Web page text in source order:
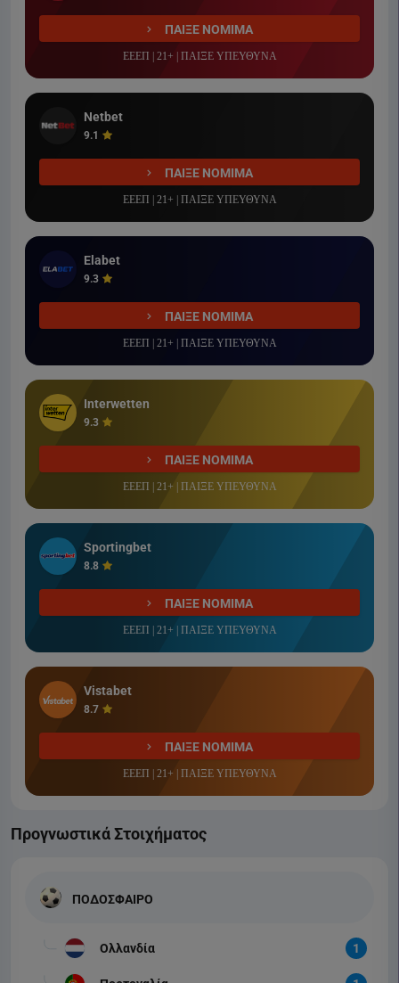
ΠΑΙΞΕ ΝΟΜΙΜΑ
ΕΕΕΠ | 21+ | ΠΑΙΞΕ ΥΠΕΥΘΥΝΑ
Netbet
9.1
ΠΑΙΞΕ ΝΟΜΙΜΑ
ΕΕΕΠ | 21+ | ΠΑΙΞΕ ΥΠΕΥΘΥΝΑ
Elabet
9.3
ΠΑΙΞΕ ΝΟΜΙΜΑ
ΕΕΕΠ | 21+ | ΠΑΙΞΕ ΥΠΕΥΘΥΝΑ
Interwetten
9.3
ΠΑΙΞΕ ΝΟΜΙΜΑ
ΕΕΕΠ | 21+ | ΠΑΙΞΕ ΥΠΕΥΘΥΝΑ
Sportingbet
8.8
ΠΑΙΞΕ ΝΟΜΙΜΑ
ΕΕΕΠ | 21+ | ΠΑΙΞΕ ΥΠΕΥΘΥΝΑ
Vistabet
8.7
ΠΑΙΞΕ ΝΟΜΙΜΑ
ΕΕΕΠ | 21+ | ΠΑΙΞΕ ΥΠΕΥΘΥΝΑ
Προγνωστικά Στοιχήματος
ΠΟΔΟΣΦΑΙΡΟ
Ολλανδία 1